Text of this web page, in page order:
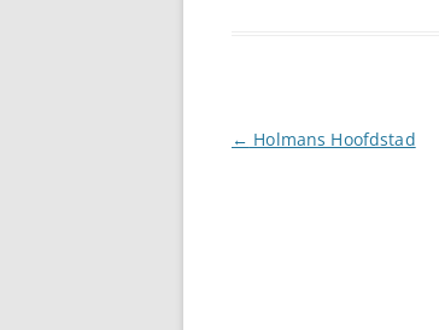
Berichtnavigatie
← Holmans Hoofdstad